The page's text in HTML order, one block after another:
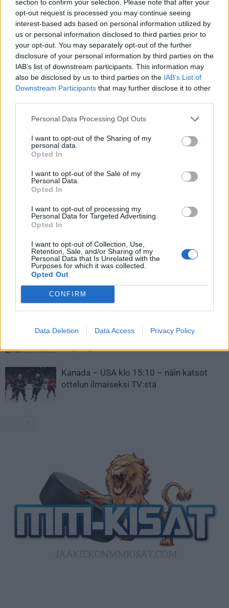
section to confirm your selection. Please note that after your
opt-out request is processed you may continue seeing
interest-based ads based on personal information utilized by
us or personal information disclosed to third parties prior to
your opt-out. You may separately opt-out of the further
disclosure of your personal information by third parties on the
IAB’s list of downstream participants. This information may
also be disclosed by us to third parties on the IAB’s List of
Downstream Participants that may further disclose it to other
Personal Data Processing Opt Outs
I want to opt-out of the Sharing of my
personal data.
Opted In
I want to opt-out of the Sale of my
Personal Data.
Opted In
I want to opt-out of processing my
Personal Data for Targeted Advertising.
Opted In
I want to opt-out of Collection, Use,
Retention, Sale, and/or Sharing of my
Personal Data that Is Unrelated with the
Purposes for which it was collected.
Opted Out
CONFIRM
Data Deletion Data Access Privacy Policy
Jos video ei näy laitteellasi voit katsoa sen suoraan
Youtubesta.
Erik Haula kovassa iskussa –
naulasi tehot 2+1 Rangersin
Pat Maroon taklasi Mark
taklauksesta ilman rangaistusta
LIITTYVÄT ARTIKKELIT LISÄÄ TEKIJÄLTÄ
Leijonat julkisti ketjut Sveitsi-peliin –
Aleksander Barkov tekee paluun
kaukaloon
divisioonassa – sai samasta tilanteesta
50 jäähyminuuttia
Kanada – USA klo 15:10 – näin katsot
ottelun ilmaiseksi TV:stä